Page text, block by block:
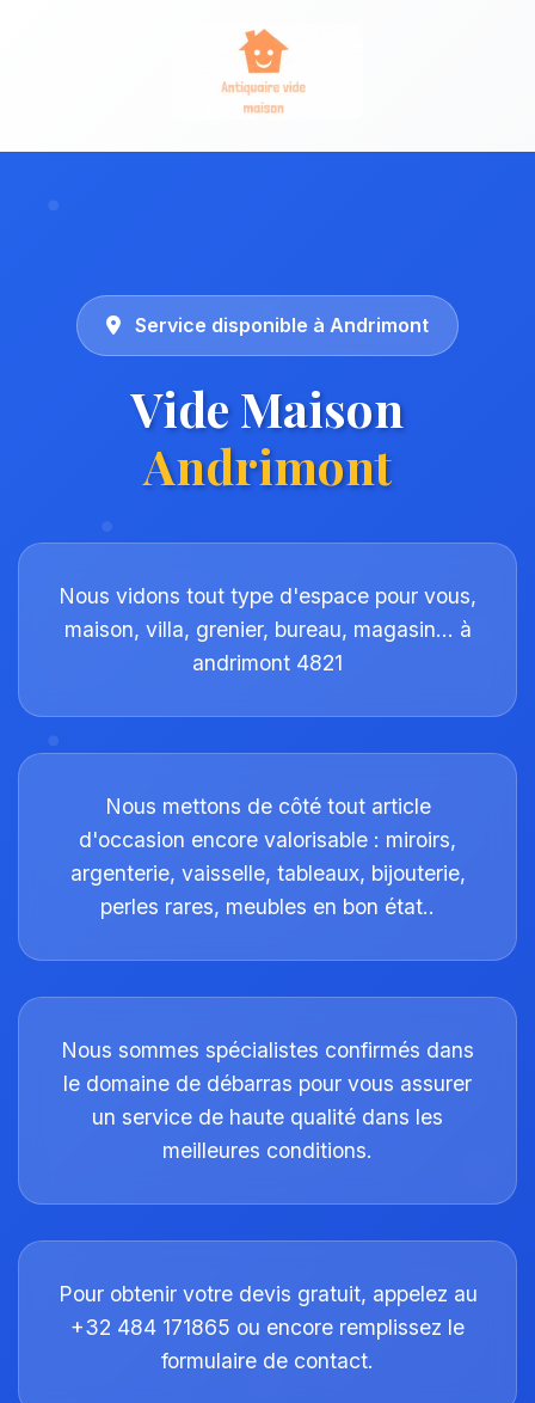
Service disponible à Andrimont
Vide Maison
Andrimont
Nous vidons tout type d'espace pour vous,
maison, villa, grenier, bureau, magasin… à
andrimont 4821
Nous mettons de côté tout article
d'occasion encore valorisable : miroirs,
argenterie, vaisselle, tableaux, bijouterie,
perles rares, meubles en bon état..
Nous sommes spécialistes confirmés dans
le domaine de débarras pour vous assurer
un service de haute qualité dans les
meilleures conditions.
Pour obtenir votre devis gratuit, appelez au
+32 484 171865 ou encore remplissez le
formulaire de contact.